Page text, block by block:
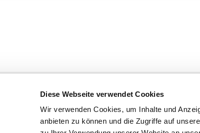
Diese Webseite verwendet Cookies
Wir verwenden Cookies, um Inhalte und
anbieten zu können und die Zugriffe auf
Oskar-von-Miller-Ring 1
Neufinsingbei München